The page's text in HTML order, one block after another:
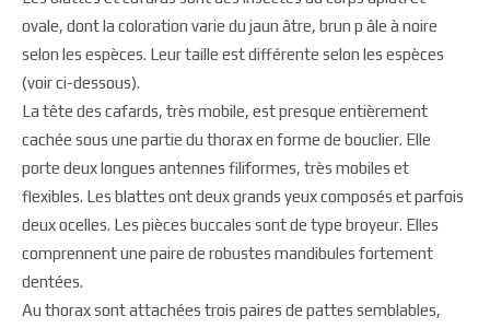
ovale, dont la coloration varie du jaun âtre, brun p âle à noire
selon les espèces. Leur taille est différente selon les espèces
(voir ci-dessous).
La tête des cafards, très mobile, est presque entièrement
cachée sous une partie du thorax en forme de bouclier. Elle
porte deux longues antennes filiformes, très mobiles et
flexibles. Les blattes ont deux grands yeux composés et parfois
deux ocelles. Les pièces buccales sont de type broyeur. Elles
comprennent une paire de robustes mandibules fortement
dentées.
Au thorax sont attachées trois paires de pattes semblables,